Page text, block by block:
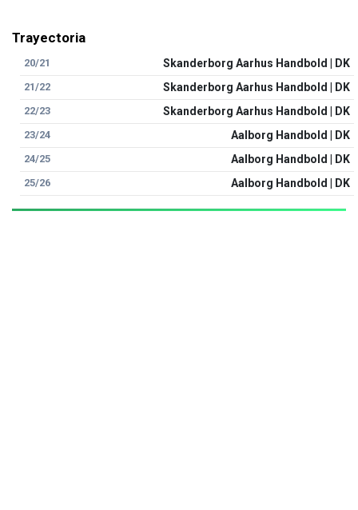
Trayectoria
20/21 Skanderborg Aarhus Handbold | DK
21/22 Skanderborg Aarhus Handbold | DK
22/23 Skanderborg Aarhus Handbold | DK
23/24 Aalborg Handbold | DK
24/25 Aalborg Handbold | DK
25/26 Aalborg Handbold | DK